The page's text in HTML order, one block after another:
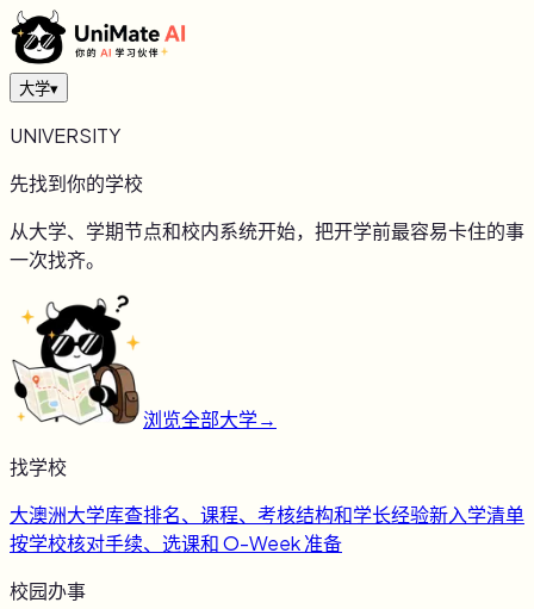
大学▾
UNIVERSITY
先找到你的学校
从大学、学期节点和校内系统开始，把开学前最容易卡住的事
一次找齐。
浏览全部大学→
找学校
大澳洲大学库查排名、课程、考核结构和学长经验新入学清单
按学校核对手续、选课和 O-Week 准备
校园办事